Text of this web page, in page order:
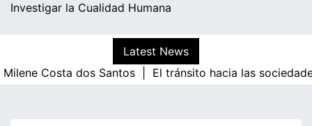
Investigar la Cualidad Humana
Latest News
Costa dos Santos |El tránsito hacia las sociedades